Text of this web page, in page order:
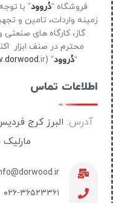
فروشگاه “دُروود
زمینه واردات، تامین و
گاز، کارگاه های
محترم در صنف ابزار
“دُروود” (ir) در خدمت گذاری آماده است.
اطلاعات تماس
آدرس: البرز کرج
۰۲۶-۳۶۵۲۳۳۶۱